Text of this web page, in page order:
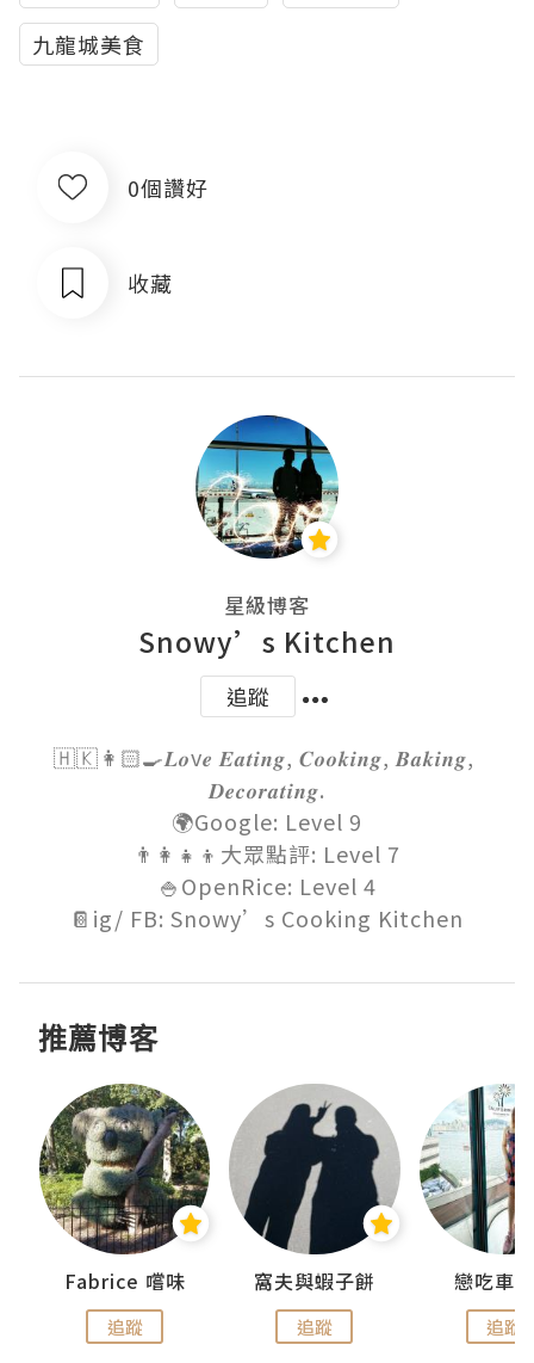
九龍城美食
0個讚好
收藏
星級博客
Snowy’s Kitchen
追蹤
🇭🇰👩🏻‍🍳𝑳𝒐v𝒆 𝑬𝒂𝒕𝒊𝒏𝒈, 𝑪𝒐𝒐𝒌𝒊𝒏𝒈, 𝑩𝒂𝒌𝒊𝒏𝒈,
𝑫𝒆𝒄𝒐𝒓𝒂𝒕𝒊𝒏𝒈.
🌍Google: Level 9
👨‍👩‍👧‍👦大眾點評: Level 7
🍚OpenRice: Level 4
📔ig/ FB: Snowy’s Cooking Kitchen
推薦博客
Fabrice 嚐味
追蹤
窩夫與蝦子餅
追蹤
戀吃車
追蹤